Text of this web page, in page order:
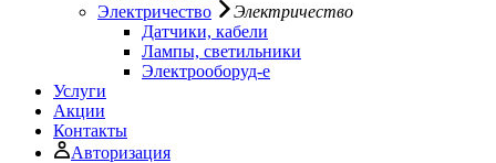
Электричество
Электричество
Датчики, кабели
Лампы, светильники
Электрооборуд-е
Услуги
Акции
Контакты
Авторизация